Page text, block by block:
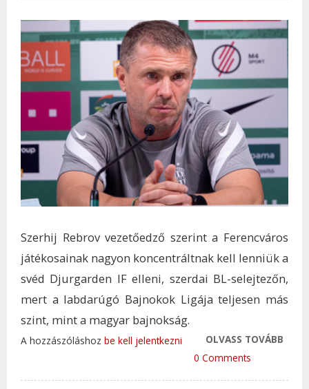
Szerhij Rebrov vezetőedző szerint a Ferencváros
játékosainak nagyon koncentráltnak kell lenniük a
svéd Djurgarden IF elleni, szerdai BL-selejtezőn,
mert a labdarúgó Bajnokok Ligája teljesen más
szint, mint a magyar bajnokság.
OLVASS TOVÁBB
A hozzászóláshoz be kell jelentkezni
0 Comments